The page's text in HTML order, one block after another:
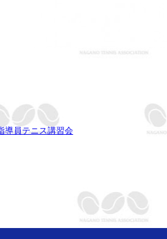
導員テニス講習会